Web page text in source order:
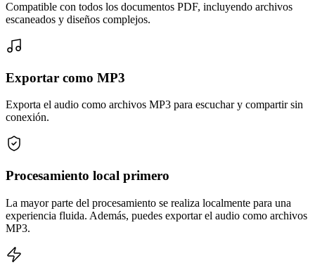
Compatible con todos los documentos PDF, incluyendo archivos
escaneados y diseños complejos.
Exportar como MP3
Exporta el audio como archivos MP3 para escuchar y compartir sin
conexión.
Procesamiento local primero
La mayor parte del procesamiento se realiza localmente para una
experiencia fluida. Además, puedes exportar el audio como archivos
MP3.